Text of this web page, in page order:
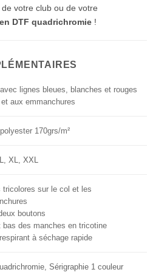
votre club ou de votre
DTF quadrichromie !
lignes bleues, blanches et rouges
aux emmanchures
170grs/m²
XL XXL
tricolores sur le col et les
boutons
bas des manches en tricotine
à séchage rapide
, Sérigraphie 1 couleur